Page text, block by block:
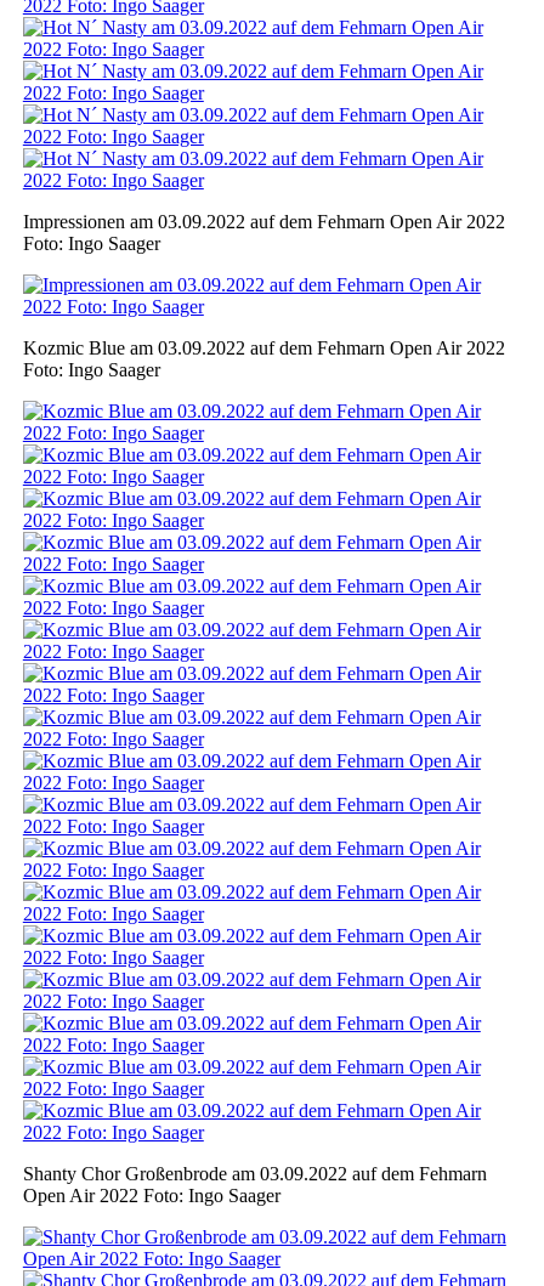
Impressionen am 03.09.2022 auf dem Fehmarn Open Air 2022
Foto: Ingo Saager
Kozmic Blue am 03.09.2022 auf dem Fehmarn Open Air 2022
Foto: Ingo Saager
Shanty Chor Großenbrode am 03.09.2022 auf dem Fehmarn
Open Air 2022 Foto: Ingo Saager